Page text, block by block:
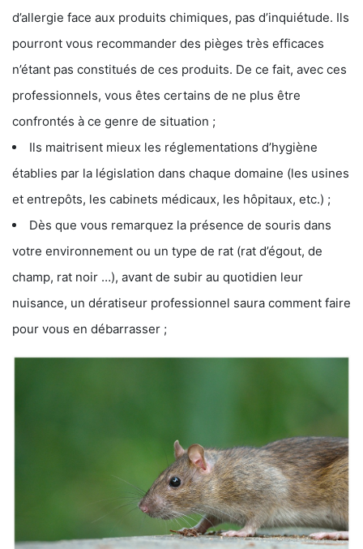
d’allergie face aux produits chimiques, pas d’inquiétude. Ils
pourront vous recommander des pièges très efficaces
n’étant pas constitués de ces produits. De ce fait, avec ces
professionnels, vous êtes certains de ne plus être
confrontés à ce genre de situation ;
Ils maitrisent mieux les réglementations d’hygiène
établies par la législation dans chaque domaine (les usines
et entrepôts, les cabinets médicaux, les hôpitaux, etc.) ;
Dès que vous remarquez la présence de souris dans
votre environnement ou un type de rat (rat d’égout, de
champ, rat noir …), avant de subir au quotidien leur
nuisance, un dératiseur professionnel saura comment faire
pour vous en débarrasser ;